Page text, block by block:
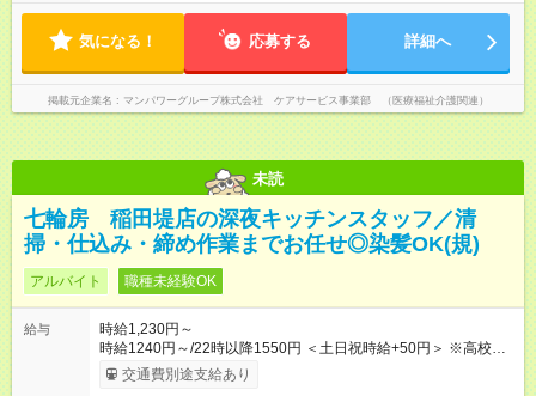
気になる！ 応募する 詳細へ
掲載元企業名 マンパワーグループ株式会社 ケアサービス事業部 （医療福祉介護関連）
未読
七輪房 稲田堤店の深夜キッチンスタッフ／清
掃・仕込み・締め作業までお任せ◎染髪OK(規)
アルバイト 職種未経験OK
給与
時給1,230円～
時給1240円～/22時以降1550円 ＜土日祝時給+50円＞ ※高校生
時給1230円 【試用期間】試用期間あり 試用期間の長さ：12ヶ
月 雇用形態、給与は本採用時と同じです。 ※最大12ヶ月の間
交通費別途支給あり